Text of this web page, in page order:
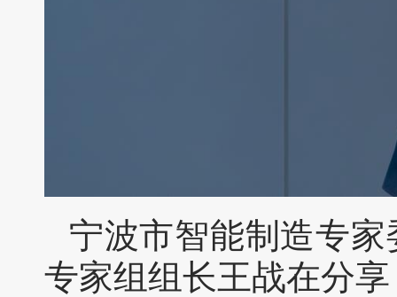
宁波市智能制造专
专家组组长王战在分